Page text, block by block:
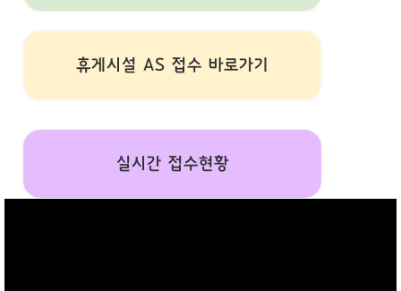
휴게시설 AS 접수 바로가기
실시간 접수현황